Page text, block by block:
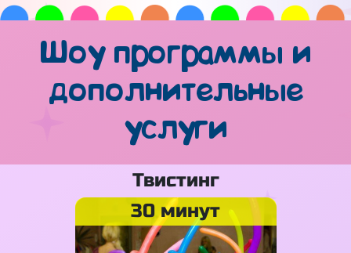
Шоу программы и
дополнительные
услуги
Твистинг
30 минут